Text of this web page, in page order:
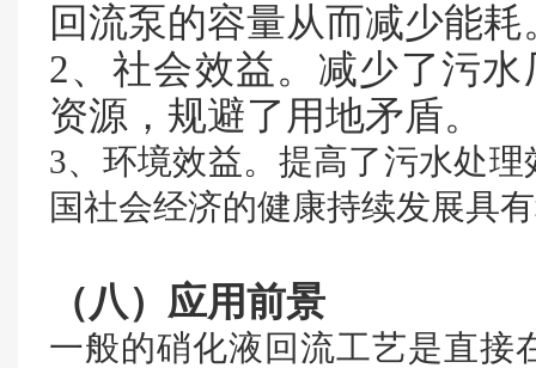
回流泵的容量从而减少能耗
2、社会效益。减少了污
资源，规避了用地矛盾。
3、环境效益。提高了污水处
国社会经济的健康持续发展具
（八）应用前景
一般的硝化液回流工艺是直接